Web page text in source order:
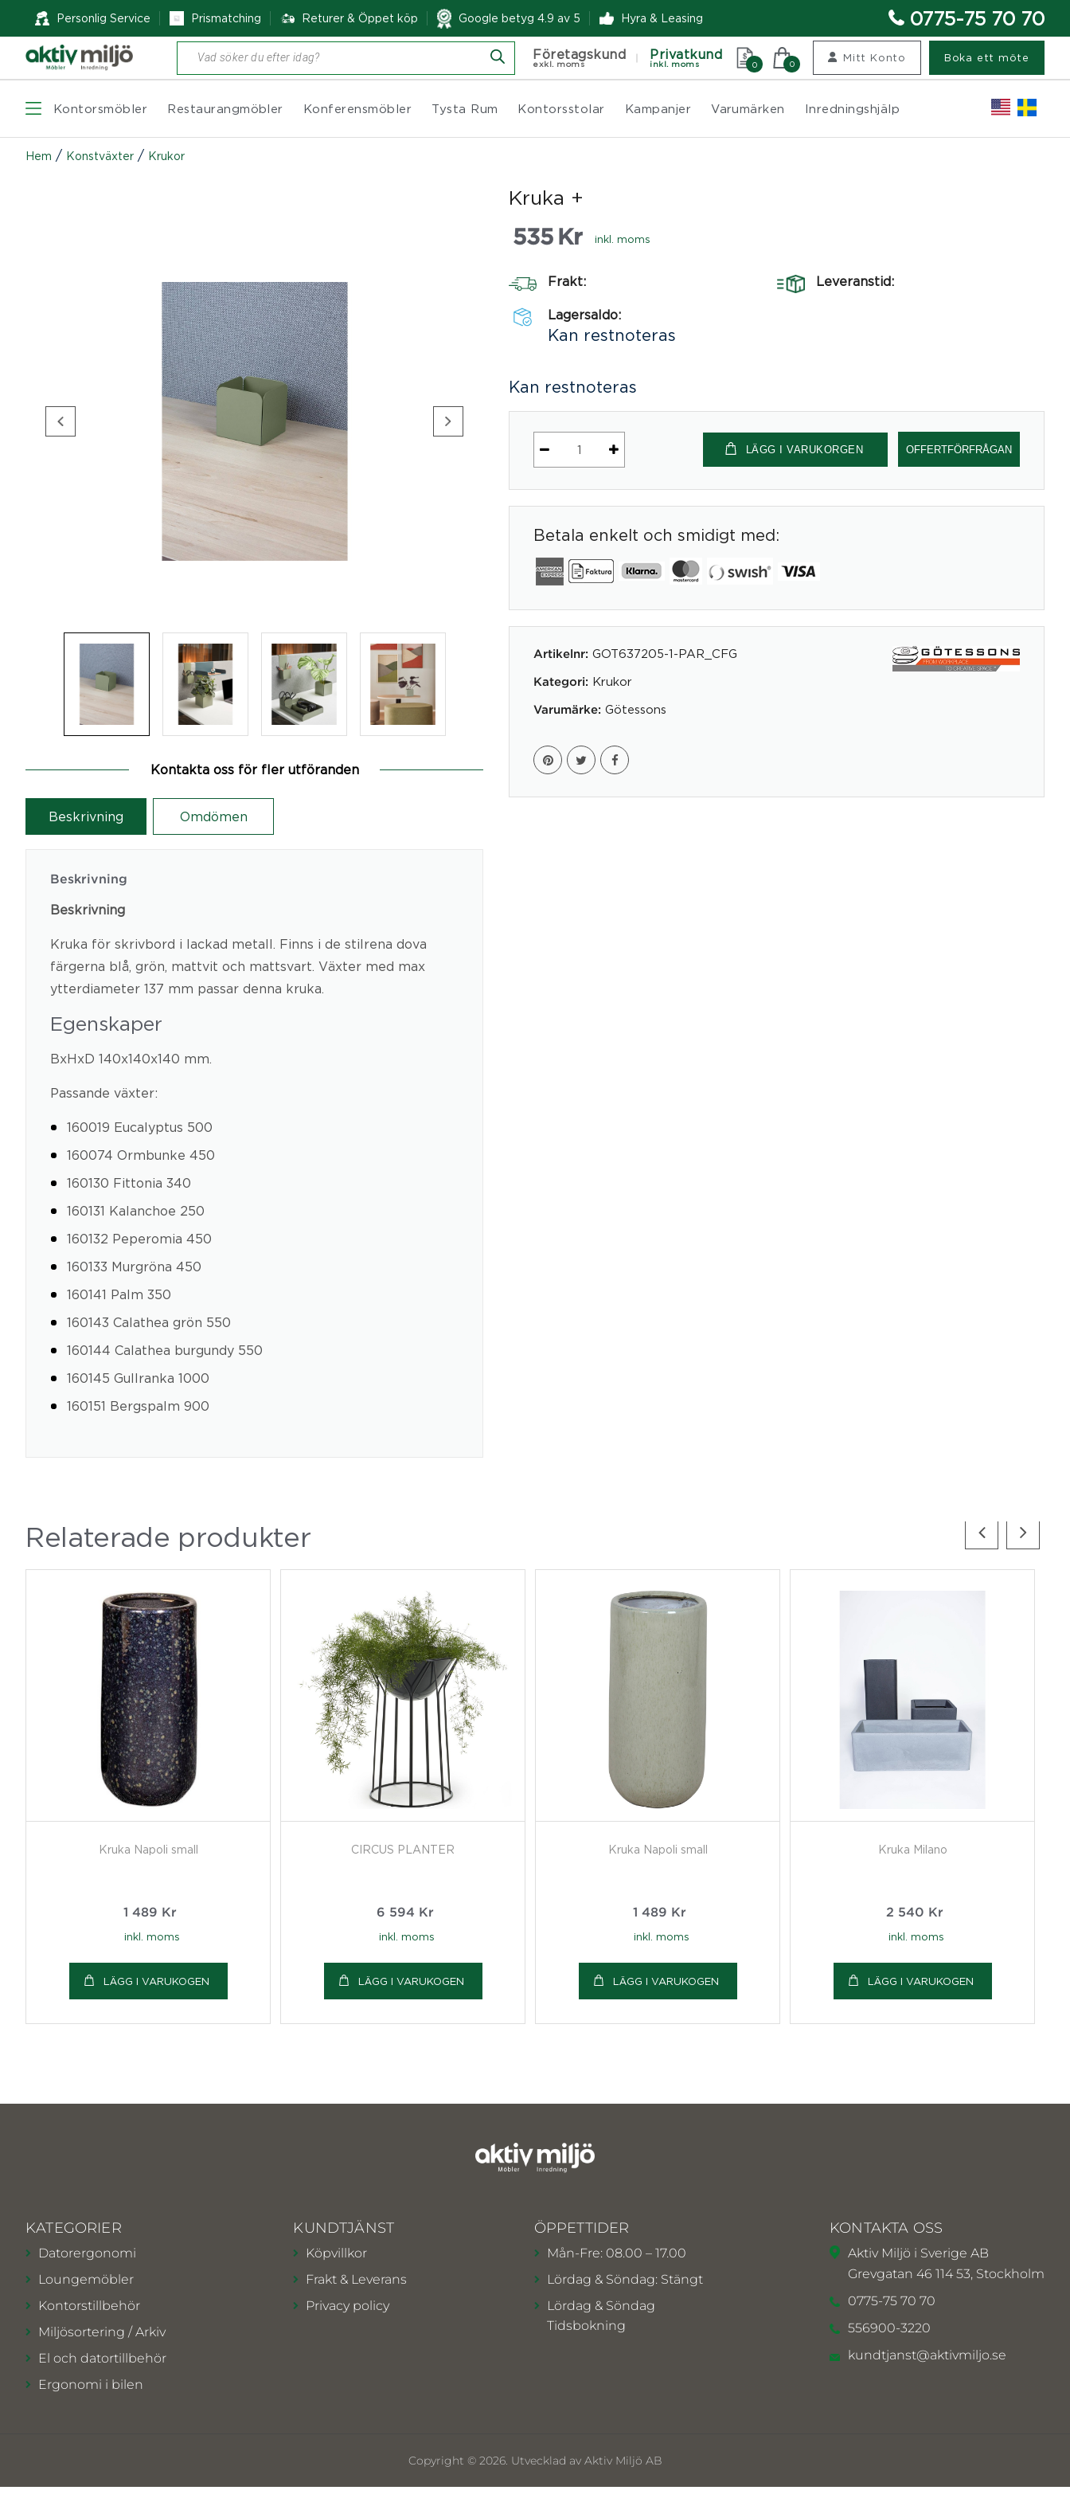
Personlig Service Prismatching Returer & Öppet köp Google betyg 4.9 av 5 Hyra & Leasing 0775-75 70 70
Produktsökning Företagskund
exkl. moms
Privatkund
inkl. moms 0 0
Mitt Konto Boka ett möte
Kontorsmöbler Restaurangmöbler Konferensmöbler Tysta Rum Kontorsstolar Kampanjer Varumärken Inredningshjälp
Hem / Konstväxter / Krukor
Kontakta oss för fler utföranden
Beskrivning Omdömen
Beskrivning
Beskrivning
Kruka för skrivbord i lackad metall. Finns i de stilrena dova
färgerna blå, grön, mattvit och mattsvart. Växter med max
ytterdiameter 137 mm passar denna kruka.
Egenskaper
BxHxD 140x140x140 mm.
Passande växter:
160019 Eucalyptus 500
160074 Ormbunke 450
160130 Fittonia 340
160131 Kalanchoe 250
160132 Peperomia 450
160133 Murgröna 450
160141 Palm 350
160143 Calathea grön 550
160144 Calathea burgundy 550
160145 Gullranka 1000
160151 Bergspalm 900
Kruka +
535 Kr inkl. moms
Frakt: Leveranstid:
Lagersaldo:
Kan restnoteras
Kan restnoteras
LÄGG I VARUKORGEN OFFERTFÖRFRÅGAN
Betala enkelt och smidigt med:
Artikelnr: GOT637205-1-PAR_CFG
Kategori: Krukor
Varumärke: Götessons
Relaterade produkter
Kruka Napoli small
1 489 Kr
inkl. moms
LÄGG I VARUKOGEN
CIRCUS PLANTER
6 594 Kr
inkl. moms
LÄGG I VARUKOGEN
Kruka Napoli small
1 489 Kr
inkl. moms
LÄGG I VARUKOGEN
Kruka Milano
2 540 Kr
inkl. moms
LÄGG I VARUKOGEN
KATEGORIER
Datorergonomi
Loungemöbler
Kontorstillbehör
Miljösortering / Arkiv
El och datortillbehör
Ergonomi i bilen
KUNDTJÄNST
Köpvillkor
Frakt & Leverans
Privacy policy
ÖPPETTIDER
Mån-Fre: 08.00 – 17.00
Lördag & Söndag: Stängt
Lördag & Söndag
Tidsbokning
KONTAKTA OSS
Aktiv Miljö i Sverige AB
Grevgatan 46 114 53, Stockholm
0775-75 70 70
556900-3220
kundtjanst@aktivmiljo.se
Copyright © 2026. Utvecklad av Aktiv Miljö AB